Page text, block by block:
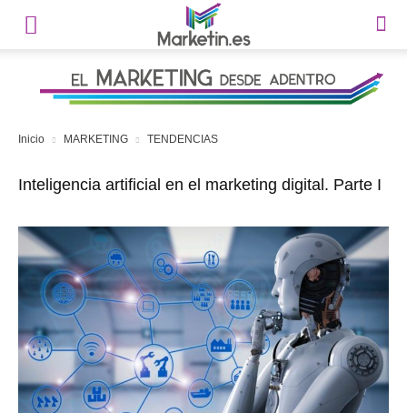
Inicio MARKETING TENDENCIAS
Inteligencia artificial en el marketing digital. Parte I